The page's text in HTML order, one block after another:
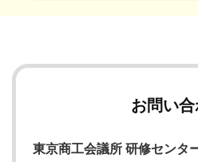
お問い
東京商工会議所 研修センタ